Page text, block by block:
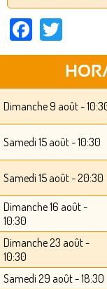
Facebook
Dimanche 9 août -
Samedi 15 août - 10:30
Samedi 15 août - 20:30
Dimanche 16 août -
10:30
Dimanche 23 août -
10:30
Samedi 29 août - 18:30